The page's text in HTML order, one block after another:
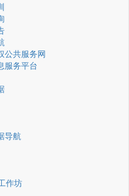
公共服务网
服务平台
导航
作坊